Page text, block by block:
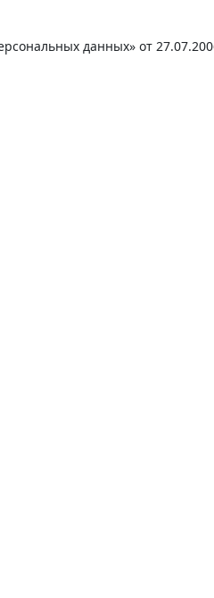
данных» от